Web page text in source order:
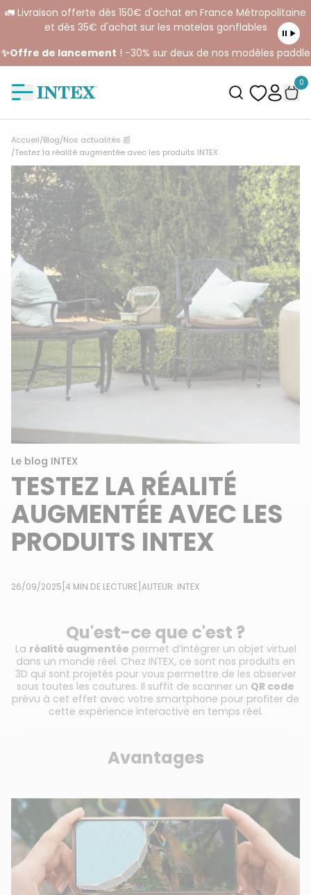
🚛 Livraison offerte dès 150€ d'achat en France Métropolitaine
et dès 35€ d'achat sur les matelas gonflables
✨Offre de lancement ! -30% sur deux de nos modèles paddle
0
Accueil/Blog/Nos actualités 📰
/Testez la réalité augmentée avec les produits INTEX
Le blog INTEX
TESTEZ LA RÉALITÉ
AUGMENTÉE AVEC LES
PRODUITS INTEX
26/09/2025 [4 MIN DE LECTURE] AUTEUR: INTEX
Qu'est-ce que c'est ?
La réalité augmentée permet d’intégrer un objet virtuel
dans un monde réel. Chez INTEX, ce sont nos produits en
3D qui sont projetés pour vous permettre de les observer
sous toutes les coutures. Il suffit de scanner un QR code
prévu à cet effet avec votre smartphone pour profiter de
cette expérience interactive en temps réel.
Avantages